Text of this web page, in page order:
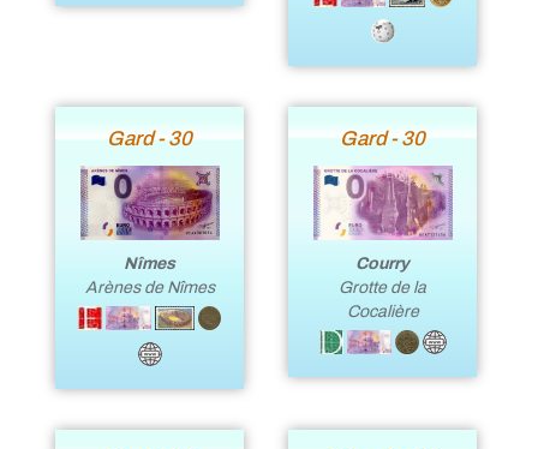
Gard - 30
Nîmes
Arènes de Nîmes
Gard - 30
Courry
Grotte de la
Cocalière